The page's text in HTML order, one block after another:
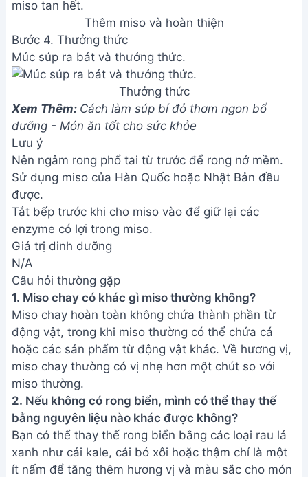
Thêm miso và hoàn thiện
Bước 4. Thưởng thức
Múc súp ra bát và thưởng thức.
Thưởng thức
Xem Thêm: Cách làm súp bí đỏ thơm ngon bổ
dưỡng - Món ăn tốt cho sức khỏe
Lưu ý
Nên ngâm rong phổ tai từ trước để rong nở mềm.
Sử dụng miso của Hàn Quốc hoặc Nhật Bản đều
được.
Tắt bếp trước khi cho miso vào để giữ lại các
enzyme có lợi trong miso.
Giá trị dinh dưỡng
N/A
Câu hỏi thường gặp
1. Miso chay có khác gì miso thường không?
Miso chay hoàn toàn không chứa thành phần từ
động vật, trong khi miso thường có thể chứa cá
hoặc các sản phẩm từ động vật khác. Về hương vị,
miso chay thường có vị nhẹ hơn một chút so với
miso thường.
2. Nếu không có rong biển, mình có thể thay thế
bằng nguyên liệu nào khác được không?
Bạn có thể thay thế rong biển bằng các loại rau lá
xanh như cải kale, cải bó xôi hoặc thậm chí là một
ít nấm để tăng thêm hương vị và màu sắc cho món